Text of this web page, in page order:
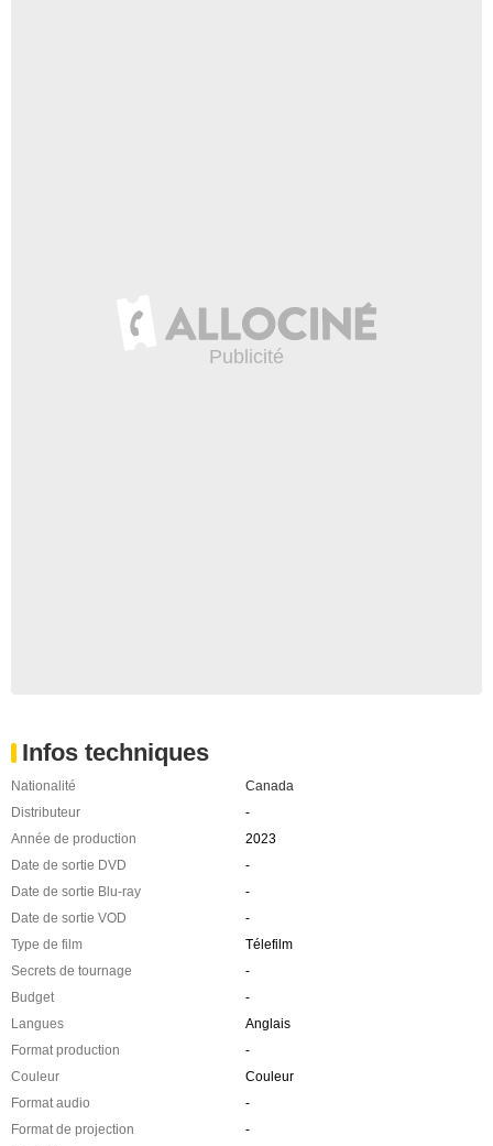
Infos techniques
Nationalité
Canada
Distributeur
-
Année de production
2023
Date de sortie DVD
-
Date de sortie Blu-ray
-
Date de sortie VOD
-
Type de film
Télefilm
Secrets de tournage
-
Budget
-
Langues
Anglais
Format production
-
Couleur
Couleur
Format audio
-
Format de projection
-